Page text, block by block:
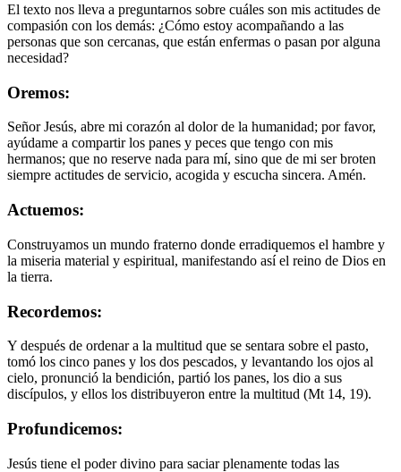
El texto nos lleva a preguntarnos sobre cuáles son mis actitudes de
compasión con los demás: ¿Cómo estoy acompañando a las
personas que son cercanas, que están enfermas o pasan por alguna
necesidad?
Oremos:
Señor Jesús, abre mi corazón al dolor de la humanidad; por favor,
ayúdame a compartir los panes y peces que tengo con mis
hermanos; que no reserve nada para mí, sino que de mi ser broten
siempre actitudes de servicio, acogida y escucha sincera. Amén.
Actuemos:
Construyamos un mundo fraterno donde erradiquemos el hambre y
la miseria material y espiritual, manifestando así el reino de Dios en
la tierra.
Recordemos:
Y después de ordenar a la multitud que se sentara sobre el pasto,
tomó los cinco panes y los dos pescados, y levantando los ojos al
cielo, pronunció la bendición, partió los panes, los dio a sus
discípulos, y ellos los distribuyeron entre la multitud (Mt 14, 19).
Profundicemos:
Jesús tiene el poder divino para saciar plenamente todas las